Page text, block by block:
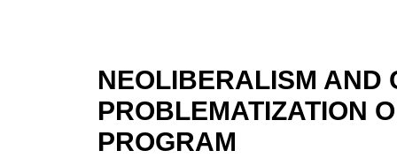
NEOLIBERALISM AND
PROBLEMATIZATION
PROGRAM